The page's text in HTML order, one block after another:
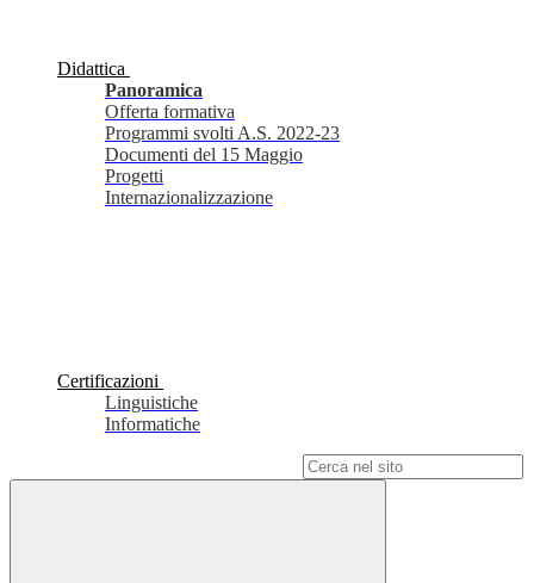
Didattica
Panoramica
Offerta formativa
Programmi svolti A.S. 2022-23
Documenti del 15 Maggio
Progetti
Internazionalizzazione
Certificazioni
Linguistiche
Informatiche